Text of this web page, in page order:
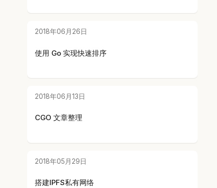
2018年06月26日
使用 Go 实现快速排序
2018年06月13日
CGO 文章整理
2018年05月29日
搭建IPFS私有网络